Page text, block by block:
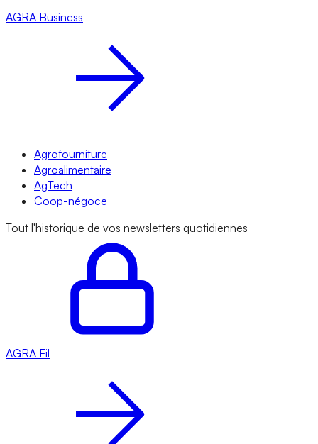
AGRA Business
Agrofourniture
Agroalimentaire
AgTech
Coop-négoce
Tout l'historique de vos newsletters quotidiennes
AGRA Fil